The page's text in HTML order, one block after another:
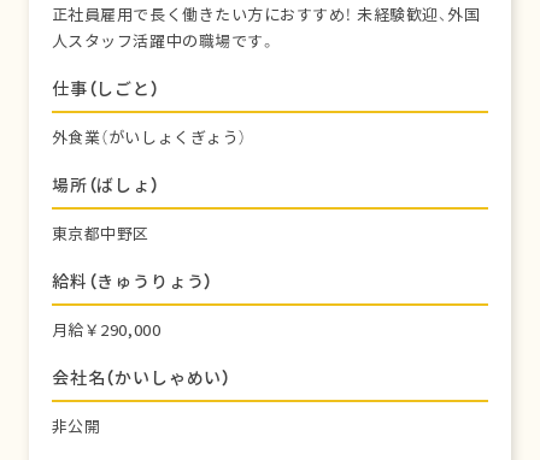
正社員雇用で長く働きたい方におすすめ！ 未経験歓迎、外国
人スタッフ活躍中の職場です。
仕事（しごと）
外食業（がいしょくぎょう）
場所（ばしょ）
東京都中野区
給料（きゅうりょう）
月給￥290,000
会社名（かいしゃめい）
非公開